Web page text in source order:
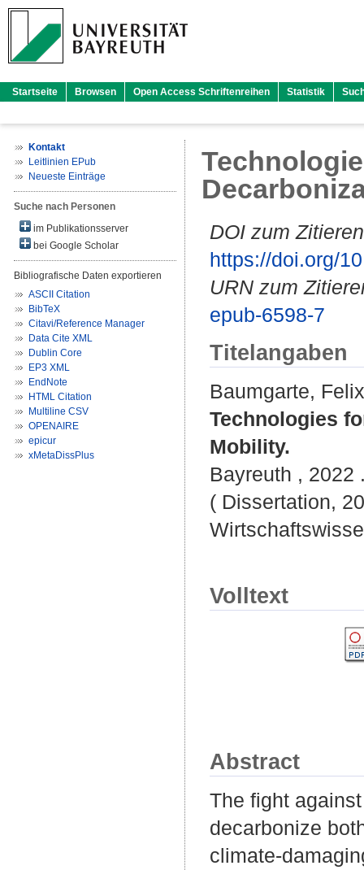
Startseite Browsen Open Access Schriftenreihen Statistik
Kontakt
Leitlinien EPub
Neueste Einträge
Suche nach Personen
im Publikationsserver
bei Google Scholar
Bibliografische Daten exportieren
ASCII Citation
BibTeX
Citavi/Reference Manager
Data Cite XML
Dublin Core
EP3 XML
EndNote
HTML Citation
Multiline CSV
OPENAIRE
epicur
xMetaDissPlus
DOI zum
https://doi.org/
URN zum
epub-6598-7
Titelangaben
Baumgarte, Felix
Technologies
Mobility.
Bayreuth , 2022
( Dissertation,
Volltext
Abstract
The fight
decarbonize
climate-